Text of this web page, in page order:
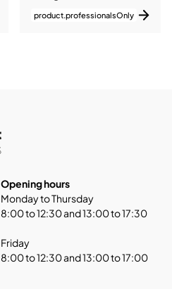
product.professionalsOnly
Opening hours
Monday to Thursday
8:00 to 12:30 and 13:00 to 17:30
Friday
8:00 to 12:30 and 13:00 to 17:00